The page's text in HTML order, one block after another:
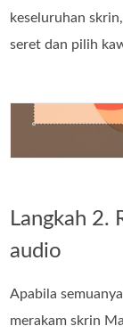
keseluruhan
seret dan pilih
Langkah 2.
audio
Apabila
merakam skrin